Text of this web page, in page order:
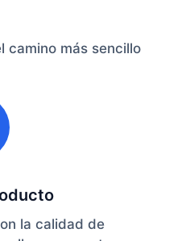
camino más sencillo
la calidad de